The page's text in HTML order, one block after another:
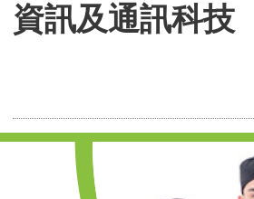
資訊及通訊科技